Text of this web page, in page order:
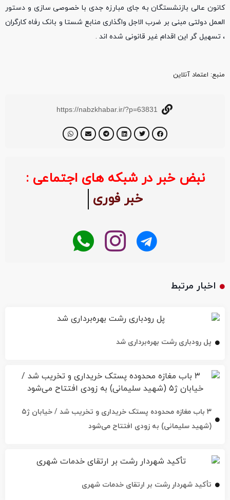
کانون عالی بازنشستگان به جای مبارزه جدی با خصوصی سازی و دستور
العمل دولتی مبنی بر ضرب الاجل واگذاری منابع شستا و بانک رفاه کارگران
، تسهیل گر این اقدام غیر قانونی شده اند .
منبع‌: اعتماد آنلاین
https://nabzkhabar.ir/?p=63831
نبض خبر در شبکه های اجتماعی :
خبر فوری
اخبار مرتبط
پل رودباری رشت بهره‌برداری شد
۳ باب مغازه محدوده پستک خریداری و تخریب شد / خیابان ژ۵
(شهید سلیمانی) به زودی افتتاح می‌شود
تأکید شهردار رشت بر ارتقای خدمات شهری